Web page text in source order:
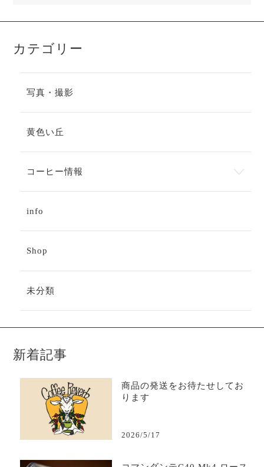
カテゴリー
写真・撮影
黄色い丘
コーヒー情報
info
Shop
未分類
新着記事
商品の発送をお待たせしてお
ります
2026/5/17